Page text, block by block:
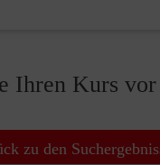
Ihren Kurs
zu den